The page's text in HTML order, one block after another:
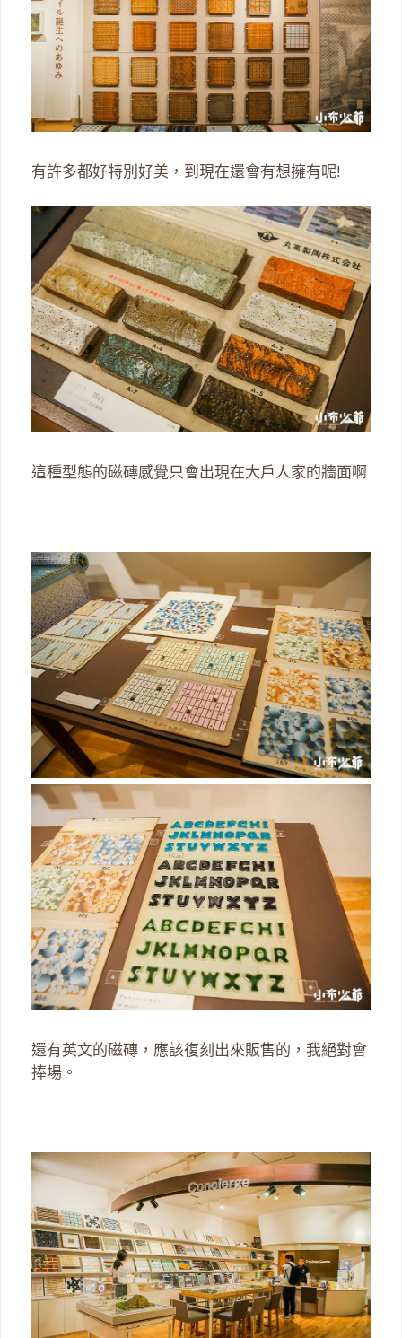
有許多都好特別好美，到現在還會有想擁有呢!
這種型態的磁磚感覺只會出現在大戶人家的牆面啊
還有英文的磁磚，應該復刻出來販售的，我絕對會
捧場。